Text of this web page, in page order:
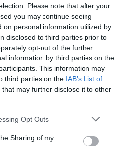
Please note that after your
you may continue seeing
on personal information utilized by
disclosed to third parties prior to
opt-out of the further
information by third parties on the
This information may
third parties on the IAB’s List of
that may further disclose it to other
app uses one or more Google
behaviour. You may click to
and its third-party tags to
purposes in below Google
Opt Outs
Sharing of my
szét a panír sütés közben:
ha ezt csinálod